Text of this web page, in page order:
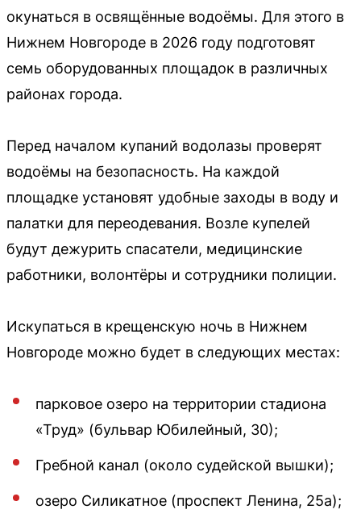
окунаться в освящённые водоёмы. Для этого в
Нижнем Новгороде в 2026 году подготовят
семь оборудованных площадок в различных
районах города.
Перед началом купаний водолазы проверят
водоёмы на безопасность. На каждой
площадке установят удобные заходы в воду и
палатки для переодевания. Возле купелей
будут дежурить спасатели, медицинские
работники, волонтёры и сотрудники полиции.
Искупаться в крещенскую ночь в Нижнем
Новгороде можно будет в следующих местах:
парковое озеро на территории стадиона
«Труд» (бульвар Юбилейный, 30);
Гребной канал (около судейской вышки);
озеро Силикатное (проспект Ленина, 25а);